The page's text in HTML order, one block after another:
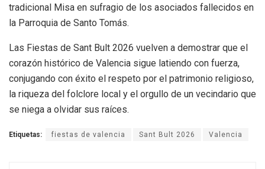
tradicional Misa en sufragio de los asociados fallecidos en
la Parroquia de Santo Tomás.
Las Fiestas de Sant Bult 2026 vuelven a demostrar que el
corazón histórico de Valencia sigue latiendo con fuerza,
conjugando con éxito el respeto por el patrimonio religioso,
la riqueza del folclore local y el orgullo de un vecindario que
se niega a olvidar sus raíces.
Etiquetas: fiestas de valencia Sant Bult 2026 Valencia